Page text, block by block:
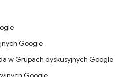
Google
w Grupach dyskusyjnych Google